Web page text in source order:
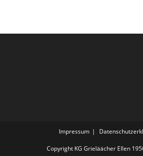
Impressum
Copyright KG Grieläächer Ellen